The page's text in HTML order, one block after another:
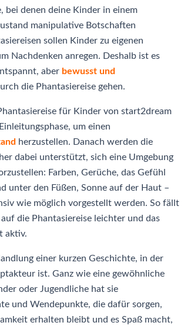
bei denen deine Kinder in einem
manipulative Botschaften
sollen Kinder zu eigenen
Nachdenken anregen. Deshalb ist es
aber bewusst und
die Phantasiereise gehen.
für Kinder von start2dream
um einen
herzustellen. Danach werden die
dabei unterstützt, sich eine Umgebung
Farben, Gerüche, das Gefühl
unter den Füßen, Sonne auf der Haut –
wie möglich vorgestellt werden. So fällt
die Phantasiereise leichter und das
aktiv.
einer kurzen Geschichte, in der
ist. Ganz wie eine gewöhnliche
oder Jugendliche hat sie
und Wendepunkte, die dafür sorgen,
erhalten bleibt und es Spaß macht,